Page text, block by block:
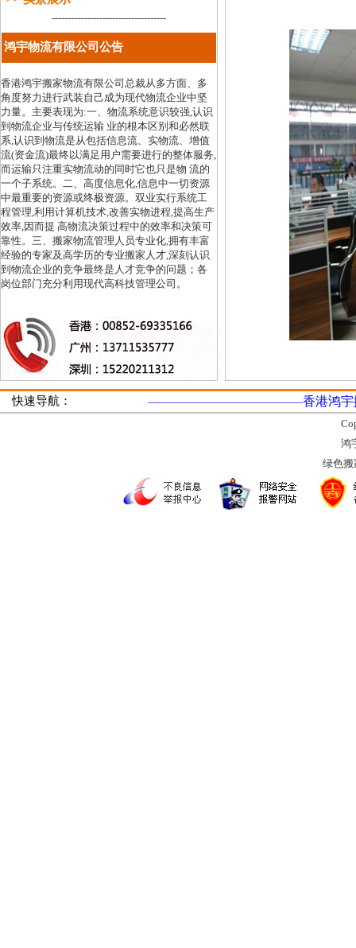
------------------------------------
鸿宇物流有限公司公告
香港鸿宇搬家物流有限公司总裁从多方面、多
角度努力进行武装自己成为现代物流企业中坚
力量。主要表现为:一、物流系统意识较强,认识
到物流企业与传统运输 业的根本区别和必然联
系,认识到物流是从包括信息流、实物流、增值
流(资金流)最终以满足用户需要进行的整体服务,
而运输只注重实物流动的同时它也只是物 流的
一个子系统。二、高度信息化,信息中一切资源
中最重要的资源或终极资源。双业实行系统工
程管理,利用计算机技术,改善实物进程,提高生产
效率,因而提 高物流决策过程中的效率和决策可
靠性。三、搬家物流管理人员专业化,拥有丰富
经验的专家及高学历的专业搬家人才,深刻认识
到物流企业的竞争最终是人才竞争的问题；各
岗位部门充分利用现代高科技管理公司。
快速导航： ———————————————香港鸿
鸿
绿色搬